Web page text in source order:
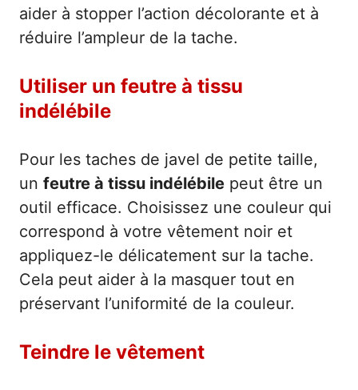
aider à stopper l’action décolorante et à
réduire l’ampleur de la tache.
Utiliser un feutre à tissu
indélébile
Pour les taches de javel de petite taille,
un feutre à tissu indélébile peut être un
outil efficace. Choisissez une couleur qui
correspond à votre vêtement noir et
appliquez-le délicatement sur la tache.
Cela peut aider à la masquer tout en
préservant l’uniformité de la couleur.
Teindre le vêtement